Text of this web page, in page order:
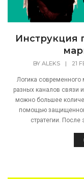
Инструкция
BY ALEKS | 21
Логика современного
разных каналов связи
можно большее
помощью
стратегии. После